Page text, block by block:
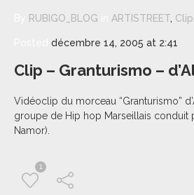
RUBIGO_BLOG ARTISTREET, Clip,
décembre 14, 2005 at 2:41
Clip – Granturismo –
Vidéoclip du morceau “Granturismo”
groupe de Hip hop Marseillais conduit
Namor).
1